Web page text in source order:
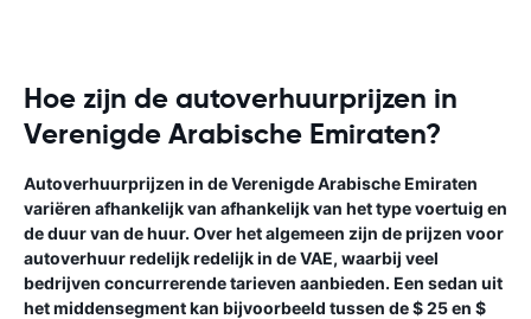
Hoe zijn de autoverhuurprijzen in
Verenigde Arabische Emiraten?
Autoverhuurprijzen in de Verenigde Arabische Emiraten
variëren afhankelijk van afhankelijk van het type voertuig en
de duur van de huur. Over het algemeen zijn de prijzen voor
autoverhuur redelijk redelijk in de VAE, waarbij veel
bedrijven concurrerende tarieven aanbieden. Een sedan uit
het middensegment kan bijvoorbeeld tussen de $ 25 en $